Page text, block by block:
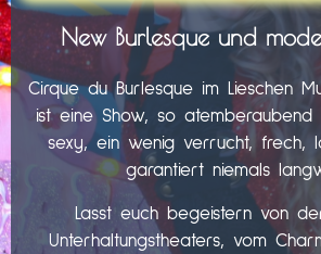
New Burlesque und
Cirque du Burlesque im Lieschen
ist eine Show, so atemberaubend
sexy, ein wenig verrucht, frech,
garantiert niemals
Lasst euch begeistern von
Unterhaltungstheaters, vom